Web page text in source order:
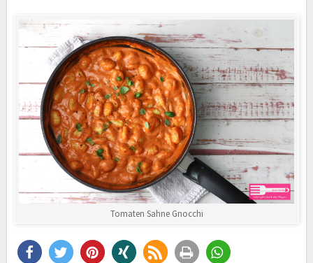
Tomaten Sahne Gnocchi